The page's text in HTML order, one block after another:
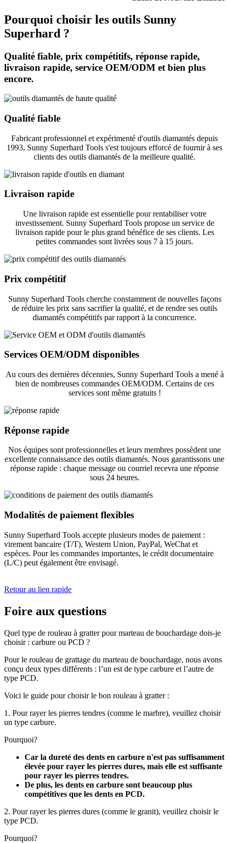
Pourquoi choisir les outils Sunny
Superhard ?
Qualité fiable, prix compétitifs, réponse rapide,
livraison rapide, service OEM/ODM et bien plus
encore.
Qualité fiable
Fabricant professionnel et expérimenté d'outils diamantés depuis
1993, Sunny Superhard Tools s'est toujours efforcé de fournir à ses
clients des outils diamantés de la meilleure qualité.
Livraison rapide
Une livraison rapide est essentielle pour rentabiliser votre
investissement. Sunny Superhard Tools propose un service de
livraison rapide pour le plus grand bénéfice de ses clients. Les
petites commandes sont livrées sous 7 à 15 jours.
Prix ​​compétitif
Sunny Superhard Tools cherche constamment de nouvelles façons
de réduire les prix sans sacrifier la qualité, et de rendre ses outils
diamantés compétitifs par rapport à la concurrence.
Services OEM/ODM disponibles
Au cours des dernières décennies, Sunny Superhard Tools a mené à
bien de nombreuses commandes OEM/ODM. Certains de ces
services sont même gratuits !
Réponse rapide
Nos équipes sont professionnelles et leurs membres possèdent une
excellente connaissance des outils diamantés. Nous garantissons une
réponse rapide : chaque message ou courriel recevra une réponse
sous 24 heures.
Modalités de paiement flexibles
Sunny Superhard Tools accepte plusieurs modes de paiement :
virement bancaire (T/T), Western Union, PayPal, WeChat et
espèces. Pour les commandes importantes, le crédit documentaire
(L/C) peut également être envisagé.
Retour au lien rapide
Foire aux questions
Quel type de rouleau à gratter pour marteau de bouchardage dois-je
choisir : carbure ou PCD ?
Pour le rouleau de grattage du marteau de bouchardage, nous avons
conçu deux types différents : l’un est de type carbure et l’autre de
type PCD.
Voici le guide pour choisir le bon rouleau à gratter :
1. Pour rayer les pierres tendres (comme le marbre), veuillez choisir
un type carbure.
Pourquoi?
Car la dureté des dents en carbure n'est pas suffisamment
élevée pour rayer les pierres dures, mais elle est suffisante
pour rayer les pierres tendres.
De plus, les dents en carbure sont beaucoup plus
compétitives que les dents en PCD.
2. Pour rayer les pierres dures (comme le granit), veuillez choisir le
type PCD.
Pourquoi?